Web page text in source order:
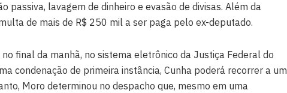
passiva, lavagem de dinheiro e evasão de divisas. Além da
de mais de R$ 250 mil a ser paga pelo ex-deputado.
final da manhã, no sistema eletrônico da Justiça Federal do
condenação de primeira instância, Cunha poderá recorrer a um
Moro determinou no despacho que, mesmo em uma